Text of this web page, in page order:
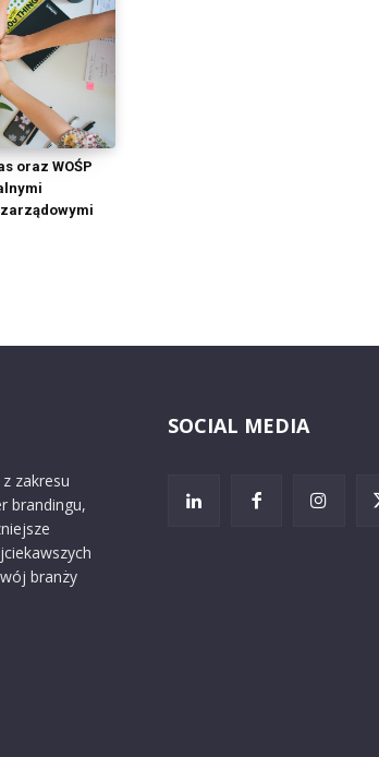
oraz WOŚP
zakresu
brandingu,
branży
SOCIAL MEDIA